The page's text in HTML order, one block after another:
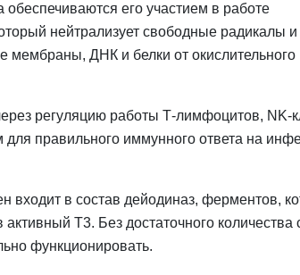
обеспечиваются его участием в работе
нейтрализует свободные радикалы
мембраны, ДНК и белки от окислительного
регуляцию работы Т-лимфоцитов, NK-
правильного иммунного ответа на
входит в состав дейодиназ, ферментов,
Т3. Без достаточного количества
функционировать.